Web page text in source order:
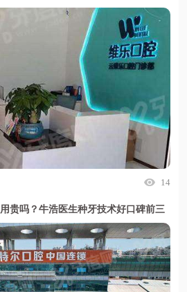
14
贵吗？牛浩医生种牙技术好口碑前三